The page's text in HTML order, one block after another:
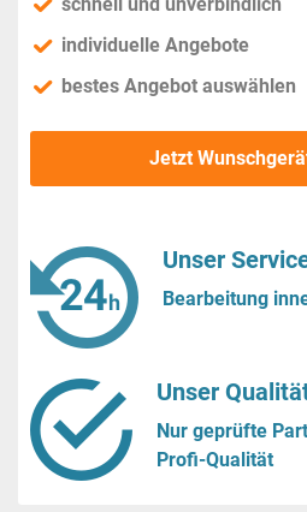
individuelle Angebote
bestes Angebot auswählen
Jetzt
Unser
Bearbeitung
Unser
Nur geprüfte
Profi-Qualität